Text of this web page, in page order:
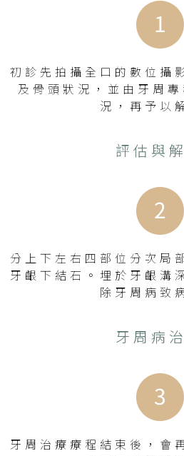
初診先拍攝全口的數位攝
及骨頭狀況，並由牙周
況，再予以
評估與
分上下左右四部位分次局
牙齦下結石。埋於牙齦溝
除牙周病致
牙周病
牙周治療療程結束後，會